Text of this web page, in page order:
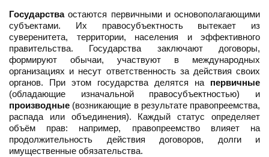
Государстваостаются первичными и основополагающими
субъектами. Их правосубъектность вытекает из
суверенитета, территории, населения и эффективного
правительства. Государства заключают договоры,
формируют обычаи, участвуют в международных
организациях и несут ответственность за действия своих
органов. При этом государства делятся на первичные
(обладающие изначальной правосубъектностью) и
производные (возникающие в результате правопреемства,
распада или объединения). Каждый статус определяет
объём прав: например, правопреемство влияет на
продолжительность действия договоров, долги и
имущественные обязательства.